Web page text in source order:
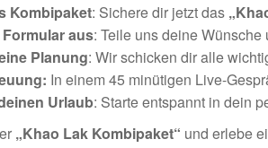
Kombipaket: Sichere dir jetzt das
aus: Teile uns deine Wünsche
Planung: Wir schicken dir alle
In einem 45 minütigen Live-
Urlaub: Starte entspannt in dein
„Khao Lak Kombipaket“ und erlebe